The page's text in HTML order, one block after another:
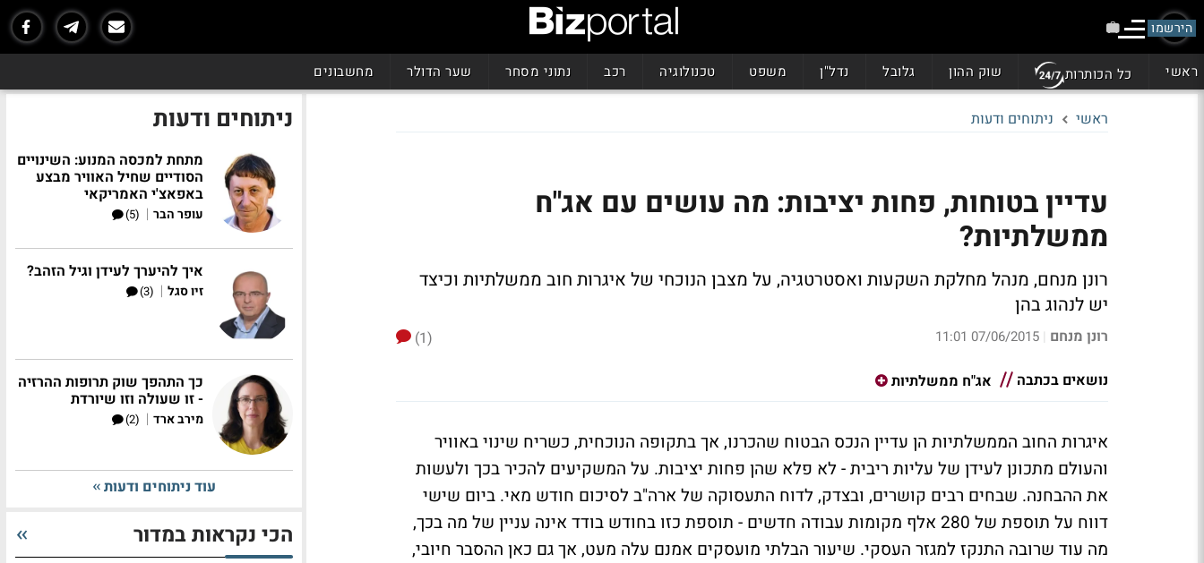
הירשמו
ראשי כל הכותרות שוק ההון גלובל נדל"ן משפט טכנולוגיה רכב נתוני מסחר שער הדולר מחשבונים
ראשי ניתוחים ודעות
עדיין בטוחות, פחות יציבות: מה עושים עם אג"ח
ממשלתיות?
רונן מנחם, מנהל מחלקת השקעות ואסטרטגיה, על מצבן הנוכחי של איגרות חוב ממשלתיות וכיצד
יש לנהוג בהן
רונן מנחם |
07/06/2015 11:01
(1)
נושאים בכתבה
אג"ח ממשלתיות
איגרות החוב הממשלתיות הן עדיין הנכס הבטוח שהכרנו, אך בתקופה הנוכחית, כשריח שינוי באוויר
והעולם מתכונן לעידן של עליות ריבית - לא פלא שהן פחות יציבות. על המשקיעים להכיר בכך ולעשות
את ההבחנה. שבחים רבים קושרים, ובצדק, לדוח התעסוקה של ארה"ב לסיכום חודש מאי. ביום שישי
דווח על תוספת של 280 אלף מקומות עבודה חדשים - תוספת כזו בחודש בודד אינה עניין של מה בכך,
מה עוד שרובה התנקז למגזר העסקי. שיעור הבלתי מועסקים אמנם עלה מעט, אך גם כאן ההסבר חיובי,
ניתוחים ודעות
מתחת למכסה המנוע: השינויים
הסודיים שחיל האוויר מבצע
באפאצ'י האמריקאי
עופר הבר |
(5)
איך להיערך לעידן וגיל הזהב?
זיו סגל |
(3)
כך התהפך שוק תרופות ההרזיה
- זו שעולה וזו שיורדת
מירב ארד |
(2)
עוד ניתוחים ודעות
הכי נקראות במדור